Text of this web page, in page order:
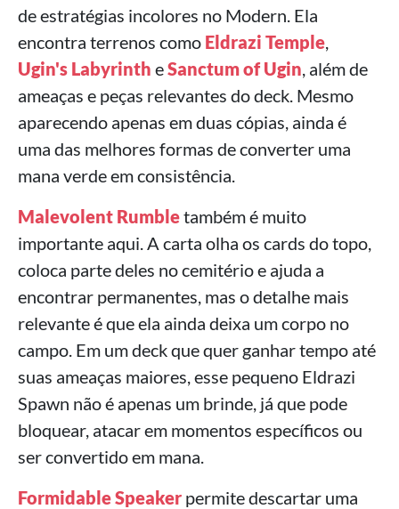
de estratégias incolores no Modern. Ela
encontra terrenos como Eldrazi Temple,
Ugin's Labyrinth eSanctum of Ugin, além de
ameaças e peças relevantes do deck. Mesmo
aparecendo apenas em duas cópias, ainda é
uma das melhores formas de converter uma
mana verde em consistência.
Malevolent Rumbletambém é muito
importante aqui. A carta olha os cards do topo,
coloca parte deles no cemitério e ajuda a
encontrar permanentes, mas o detalhe mais
relevante é que ela ainda deixa um corpo no
campo. Em um deck que quer ganhar tempo até
suas ameaças maiores, esse pequeno Eldrazi
Spawn não é apenas um brinde, já que pode
bloquear, atacar em momentos específicos ou
ser convertido em mana.
Formidable Speaker permite descartar uma